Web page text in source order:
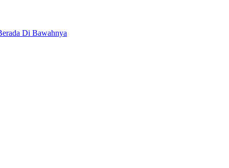
Di Bawahnya